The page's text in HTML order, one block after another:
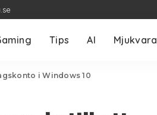
Tips AI Mjukvara
i Windows 10